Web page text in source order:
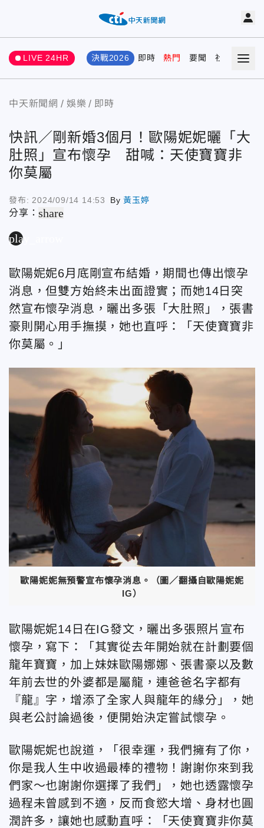
LIVE 24HR 決戰2026 即時 熱門 要聞 社會 娛樂
中天新聞網 娛樂 即時
快訊／剛新婚3個月！歐陽妮妮曬「大
肚照」宣布懷孕 甜喊：天使寶寶非
你莫屬
發布: 2024/09/14 14:53 By黃玉婷
分享：share
play_arrow
歐陽妮妮6月底剛宣布結婚，期間也傳出懷孕
消息，但雙方始終未出面證實；而她14日突
然宣布懷孕消息，曬出多張「大肚照」，張書
豪則開心用手撫摸，她也直呼：「天使寶寶非
你莫屬。」
歐陽妮妮無預警宣布懷孕消息。（圖／翻攝自歐陽妮妮
IG）
歐陽妮妮14日在IG發文，曬出多張照片宣布
懷孕，寫下：「其實從去年開始就在計劃要個
龍年寶寶，加上妹妹歐陽娜娜、張書豪以及數
年前去世的外婆都是屬龍，連爸爸名字都有
『龍』字，增添了全家人與龍年的緣分」，她
與老公討論過後，便開始決定嘗試懷孕。
歐陽妮妮也說道，「很幸運，我們擁有了你，
你是我人生中收過最棒的禮物！謝謝你來到我
們家～也謝謝你選擇了我們」，她也透露懷孕
過程未曾感到不適，反而食慾大增、身材也圓
潤許多，讓她也感動直呼：「天使寶寶非你莫